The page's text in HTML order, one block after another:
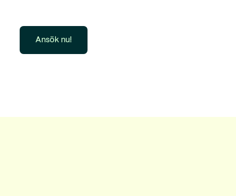
Ansök nu!